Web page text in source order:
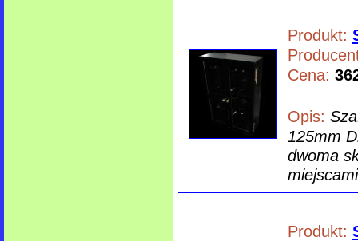
Produkt:
Cena:
Opis:
125mm
dwoma
Produkt: